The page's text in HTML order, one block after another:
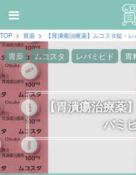
TOP > 胃薬 > 【胃潰瘍治療薬】ムコスタ錠・
胃薬 ムコスタ レバミピド 胃
【胃潰瘍治療薬
バミ